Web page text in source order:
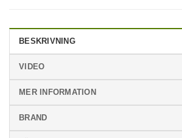
BESKRIVNING
VIDEO
MER INFORMATION
BRAND